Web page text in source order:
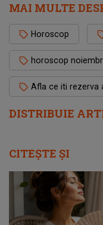
DISTRIBUIE
MAI MULTE
Horoscop
horoscop
Afla ce iti rezerva
CITEȘTE ȘI